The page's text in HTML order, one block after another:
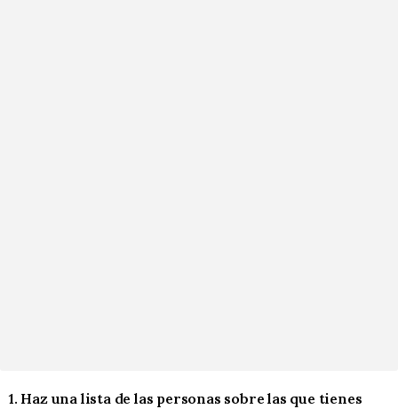
1. Haz una lista de las personas sobre las que tienes